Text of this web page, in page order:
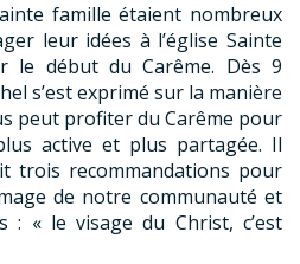
famille étaient nombreux
leur idées à l’église Sainte
le début du Carême. Dès 9
s’est exprimé sur la manière
peut profiter du Carême pour
active et plus partagée. Il
trois recommandations pour
de notre communauté et
: « le visage du Christ, c’est